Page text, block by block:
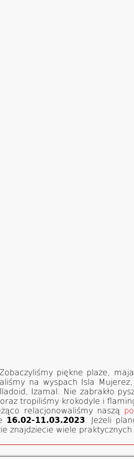
piękne plaże,
na wyspach Isla
Izamal. Nie zabrakło
tropiliśmy krokodyle i
relacjonowaliśmy naszą
16.02-11.03.2023. Jeżeli
znajdziecie wiele praktycznych